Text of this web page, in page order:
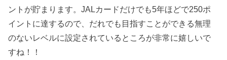
ントが貯まります。JALカードだけでも5年ほどで250ポ
イントに達するので、だれでも目指すことができる無理
のないレベルに設定されているところが非常に嬉しいで
すね！！